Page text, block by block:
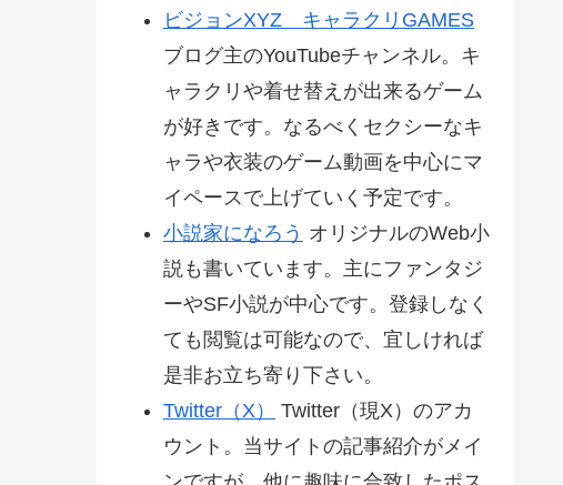
ビジョンXYZ キャラクリGAMES
ブログ主のYouTubeチャンネル。キ
ャラクリや着せ替えが出来るゲーム
が好きです。なるべくセクシーなキ
ャラや衣装のゲーム動画を中心にマ
イペースで上げていく予定です。
小説家になろう オリジナルのWeb小
説も書いています。主にファンタジ
ーやSF小説が中心です。登録しなく
ても閲覧は可能なので、宜しければ
是非お立ち寄り下さい。
Twitter（X）
Twitter（現X）のアカ
ウント。当サイトの記事紹介がメイ